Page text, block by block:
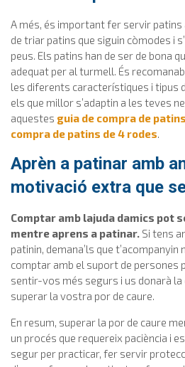
A més, és important fer servir
de triar patins que siguin còmodes i
peus. Els patins han de ser de bona
adequat per al turmell. És
les diferents característiques i tipus
els que millor s’adaptin a les teves
aquestes guia de compra de
compra de patins de 4 rodes.
Aprèn a patinar amb
motivació extra que
Comptar amb lajuda damics pot
mentre aprens a patinar. Si tens
patinin, demana’ls que
comptar amb el suport de persones
sentir-vos més segurs i us donarà
superar la vostra por de caure.
En resum, superar la por de caure
un procés que requereix paciència i
segur per practicar, fer servir